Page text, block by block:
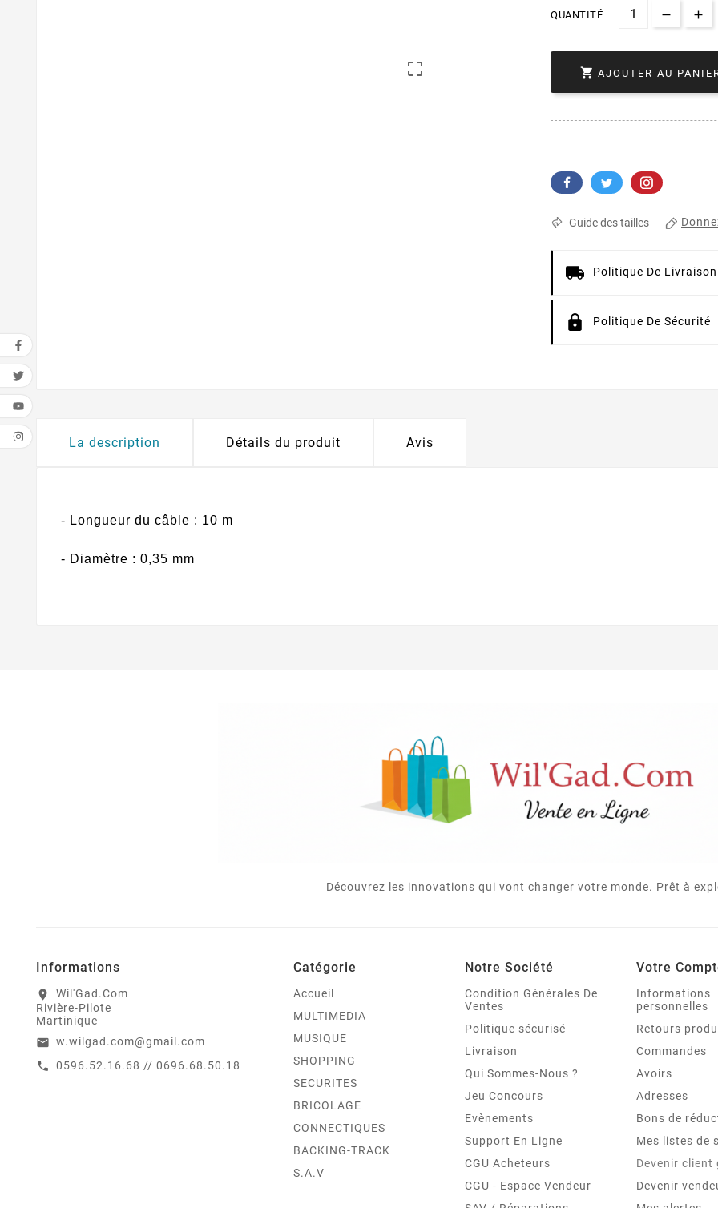

QUANTITÉ
 AJOUTER AU
Guide des tailles
Politique De Livraison
Politique De Sécurité
La description Détails du produit Avis
- Longueur du câble : 10 m
- Diamètre : 0,35 mm
Découvrez les innovations qui vont changer votre monde. Prêt à
Informations
location_on
Wil'Gad.Com
Rivière-Pilote
Martinique
email w.wilgad.com@gmail.com
call 0596.52.16.68 // 0696.68.50.18
Catégorie
Accueil
MULTIMEDIA
MUSIQUE
SHOPPING
SECURITES
BRICOLAGE
CONNECTIQUES
BACKING-TRACK
S.A.V
Notre Société
Condition Générales De
Ventes
Politique sécurisé
Livraison
Qui Sommes-Nous ?
Jeu Concours
Evènements
Support En Ligne
CGU Acheteurs
CGU - Espace Vendeur
Votre
Informations
personnelles
Retours
Commandes
Avoirs
Adresses
Bons de
Mes listes de
Devenir client
Devenir